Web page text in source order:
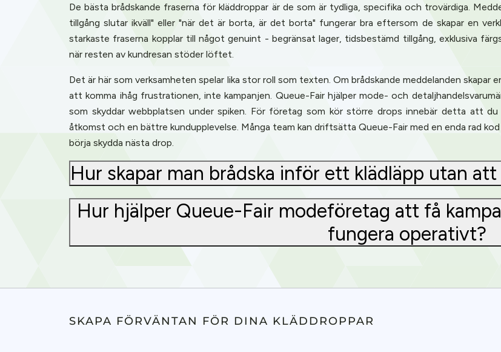
De bästa brådskande fraserna för kläddroppar är de som är tydliga, specifika och trovärdiga.
tillgång slutar ikväll" eller "när det är borta, är det borta" fungerar bra eftersom de skapar en
starkaste fraserna kopplar till något genuint - begränsat lager, tidsbestämd tillgång, exklusiva
när resten av kundresan stöder löftet.
Det är här som verksamheten spelar lika stor roll som texten. Om brådskande meddelanden skapar
att komma ihåg frustrationen, inte kampanjen. Queue-Fair hjälper mode- och
som skyddar webbplatsen under spiken. För företag som kör större drops innebär detta att du
åtkomst och en bättre kundupplevelse. Många team kan driftsätta Queue-Fair med en enda rad
börja skydda nästa drop.
Hur skapar man brådska inför ett klädläpp utan
Hur hjälper Queue-Fair modeföretag att få
fungera operativt?
SKAPA FÖRVÄNTAN FÖR DINA KLÄDDROPPAR
Cookies & Privacy